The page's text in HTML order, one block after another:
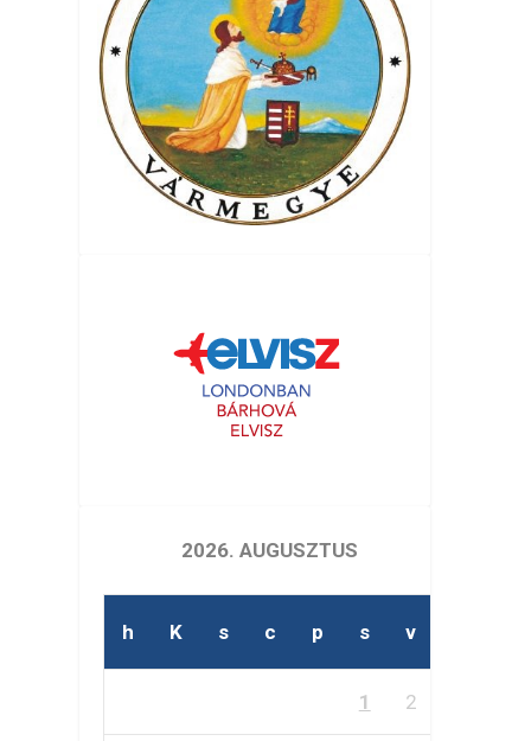
2026. AUGUSZTUS
h K s c p s v
1 2